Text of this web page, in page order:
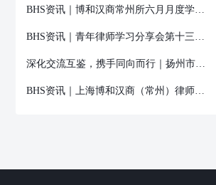
BHS资讯｜博和汉商常州所六月月度学习分享会成功举行
BHS资讯｜青年律师学习分享会第十三期成功举行
深化交流互鉴，携手同向而行｜扬州市司法局、扬州市律师协会一行莅临上海博和汉商（常州）所参观交流
BHS资讯｜上海博和汉商（常州）律师事务所蔡国兴律师受邀为武进高新区企业开展海外研发合规专题授课